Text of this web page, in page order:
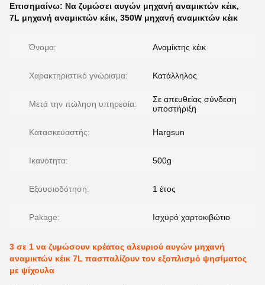
Επισημαίνω: Να ζυμώσει αυγών μηχανή αναμικτών κέικ,
7L μηχανή αναμικτών κέικ, 350W μηχανή αναμικτών κέικ
Όνομα: Αναμίκτης κέικ
Χαρακτηριστικό γνώρισμα: Κατάλληλος
Μετά την πώληση υπηρεσία:
Σε απευθείας σύνδεση
υποστήριξη
Κατασκευαστής: Hargsun
Ικανότητα: 500g
Εξουσιοδότηση: 1 έτος
Pakage: Ισχυρό χαρτοκιβώτιο
3 σε 1 να ζυμώσουν κρέατος αλευριού αυγών μηχανή
αναμικτών κέικ 7L πασπαλίζουν τον εξοπλισμό ψησίματος
με ψίχουλα